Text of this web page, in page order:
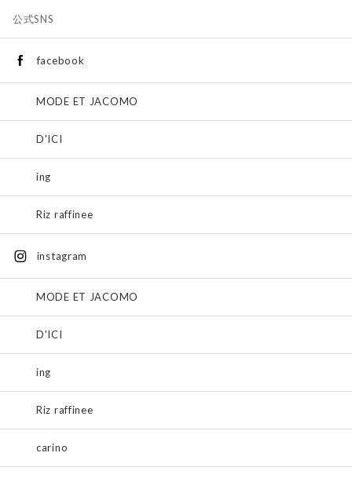
公式SNS
facebook
MODE ET JACOMO
D'ICI
ing
Riz raffinee
instagram
MODE ET JACOMO
D'ICI
ing
Riz raffinee
carino